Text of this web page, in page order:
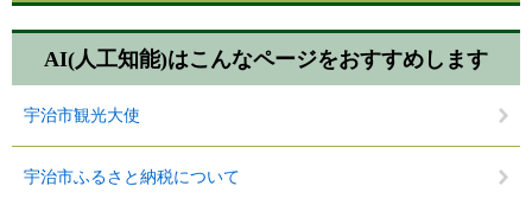
AI(人工知能)はこんなページをおすすめします
宇治市観光大使
宇治市ふるさと納税について